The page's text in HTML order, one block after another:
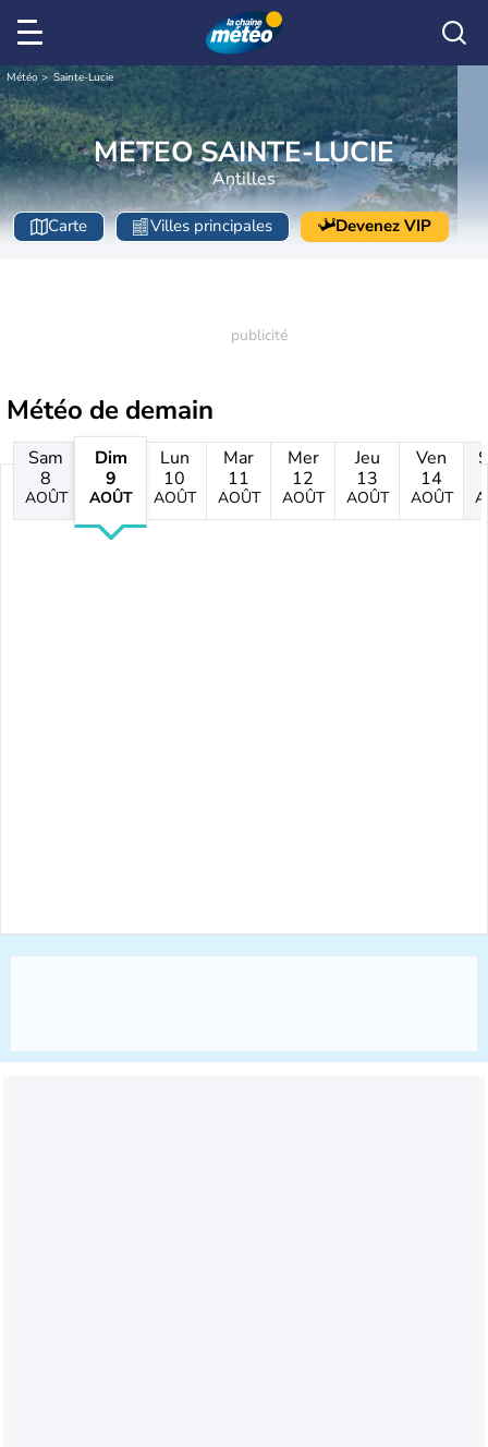
Météo Sainte-Lucie
METEO SAINTE-LUCIE
Antilles
Carte Villes principales Devenez VIP
Météo de demain
Sam
8
AOÛT
Dim
9
AOÛT
Lun
10
AOÛT
Mar
11
AOÛT
Mer
12
AOÛT
Jeu
13
AOÛT
Ven
14
AOÛT